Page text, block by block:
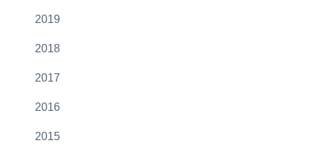
2019
2018
2017
2016
2015